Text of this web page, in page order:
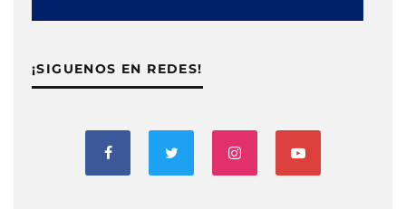
¡SIGUENOS EN REDES!